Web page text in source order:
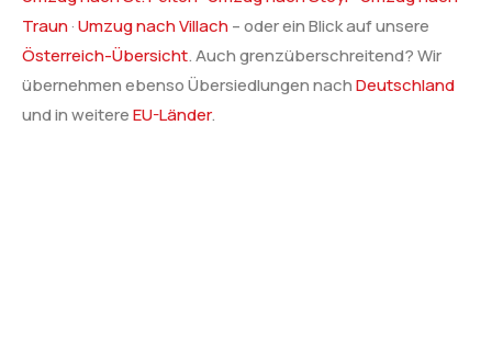
Traun·Umzug nach Villach– oder ein Blick auf unsere
Österreich-Übersicht. Auch grenzüberschreitend? Wir
übernehmen ebenso Übersiedlungen nachDeutschland
und in weitereEU-Länder.